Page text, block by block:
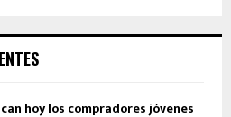
hoy los compradores jóvenes